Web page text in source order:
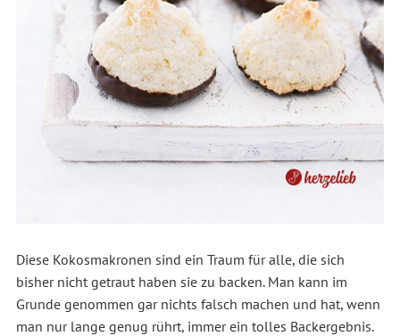
Diese Kokosmakronen sind ein Traum für alle, die sich
bisher nicht getraut haben sie zu backen. Man kann im
Grunde genommen gar nichts falsch machen und hat, wenn
man nur lange genug rührt, immer ein tolles Backergebnis.